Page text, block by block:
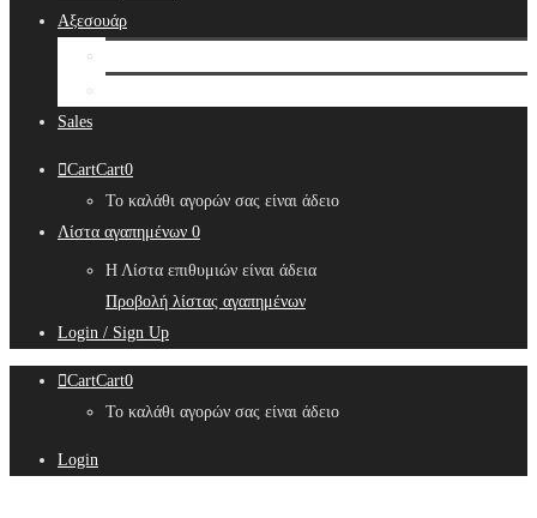
Αξεσουάρ
Sales
CartCart0
Το καλάθι αγορών σας είναι άδειο
Λίστα αγαπημένων 0
Η Λίστα επιθυμιών είναι άδεια
Προβολή λίστας αγαπημένων
Login / Sign Up
CartCart0
Το καλάθι αγορών σας είναι άδειο
Login